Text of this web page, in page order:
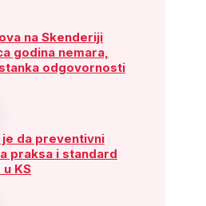
na Skenderiji
godina nemara,
odgovornosti
je da preventivni
praksa i standard
KS